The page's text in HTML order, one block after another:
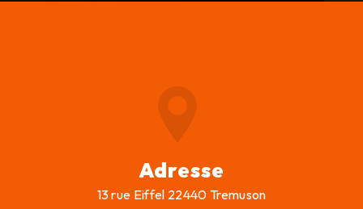
Adresse
13 rue Eiffel 22440 Tremuson